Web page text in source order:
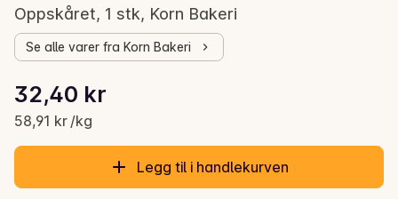
Oppskåret, 1 stk, Korn Bakeri
Se alle varer fra Korn Bakeri
Gjeldende pris er: 32,40 kr
32,40 kr
58,91 kr /kg
Stykkpris: 58,91 kr /kg
Legg til i handlekurven